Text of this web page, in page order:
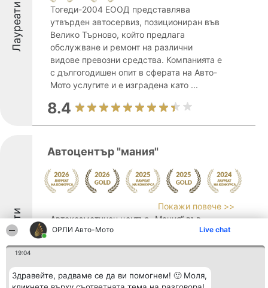
ОРЛИ Aвто-Mото Live chat
19:04
Здравейте, радваме се да ви помогнем! 🙂 Моля,
Лауреати
Тогеди-2004 ЕООД представлява
утвърден автосервиз, позициониран във
Велико Търново, който предлага
обслужване и ремонт на различни
видове превозни средства. Компанията е
с дългогодишен опит в сферата на Авто-
Мото услугите и е изградена като ...
8.4
Лауреати
Автоцентър "мания"
Покажи повече >>
Автокозметичен център „Мания“ във
Велико Търново функционира като
установена локация за цялостна
година. Комплексът се намира удобно на
път Е772 между Велико Търново и